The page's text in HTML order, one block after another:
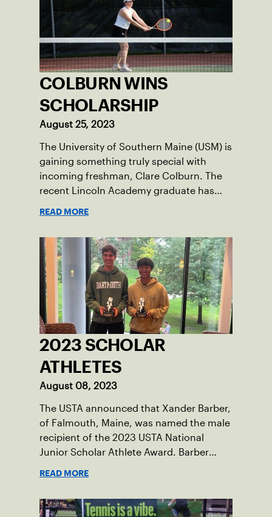
COLBURN WINS
SCHOLARSHIP
August 25, 2023
The University of Southern Maine (USM) is
gaining something truly special with
incoming freshman, Clare Colburn. The
recent Lincoln Academy graduate has
Damariscotta, ME and those around her
throughout her childhood.
READ MORE
2023 SCHOLAR
ATHLETES
August 08, 2023
The USTA announced that Xander Barber,
of Falmouth, Maine, was named the male
recipient of the 2023 USTA National
Junior Scholar Athlete Award. Barber
His impact on the tennis court was felt
READ MORE